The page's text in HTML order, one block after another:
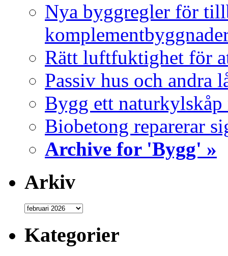
Nya byggregler för
Rätt luftfuktighet för
Passiv hus och andra
Bygg ett
Biobetong reparerar
Archive for 'Bygg' »
Arkiv
Kategorier